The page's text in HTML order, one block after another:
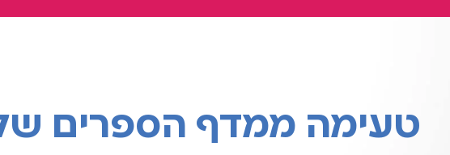
טעימה ממדף הספרים